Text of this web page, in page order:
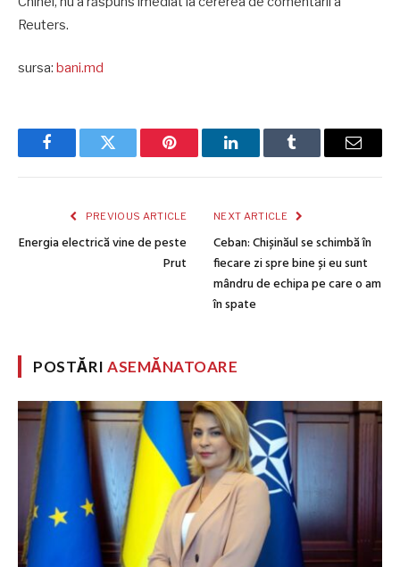
Reuters.
sursa: bani.md
FacebookTwitter Pinterest LinkedInTumblr Email
PREVIOUS ARTICLE
Energia electrică vine de peste
Prut
NEXT ARTICLE
Ceban: Chișinăul se schimbă în
fiecare zi spre bine și eu sunt
mândru de echipa pe care o am
în spate
POSTĂRIASEMĂNATOARE